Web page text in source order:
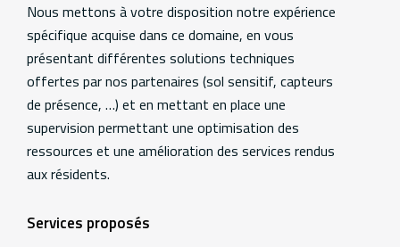
Nous mettons à votre disposition notre expérience
spécifique acquise dans ce domaine, en vous
présentant différentes solutions techniques
offertes par nos partenaires (sol sensitif, capteurs
de présence, …) et en mettant en place une
supervision permettant une optimisation des
ressources et une amélioration des services rendus
aux résidents.
Services proposés